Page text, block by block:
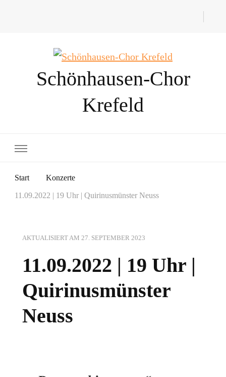
Schönhausen-Chor
Krefeld
Start Konzerte
11.09.2022 | 19 Uhr | Quirinusmünster Neuss
AKTUALISIERT AM 27. SEPTEMBER 2023
11.09.2022 | 19 Uhr |
Quirinusmünster
Neuss